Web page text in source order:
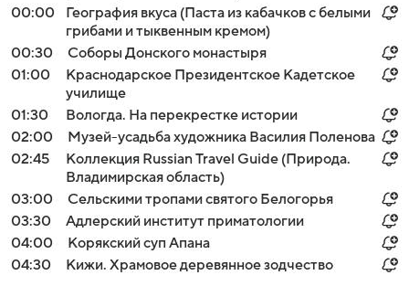
00:00
География вкуса (Паста из кабачков с белыми
грибами и тыквенным кремом)
00:30
Соборы Донского монастыря
01:00
Краснодарское Президентское Кадетское
училище
01:30
Вологда. На перекрестке истории
02:00
Музей-усадьба художника Василия Поленова
02:45
Коллекция Russian Travel Guide (Природа.
Владимирская область)
03:00
Сельскими тропами святого Белогорья
03:30
Адлерский институт приматологии
04:00
Корякский суп Апана
04:30
Кижи. Храмовое деревянное зодчество